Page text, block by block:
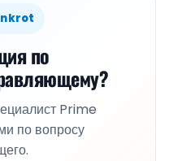
по
Prime
по вопросу